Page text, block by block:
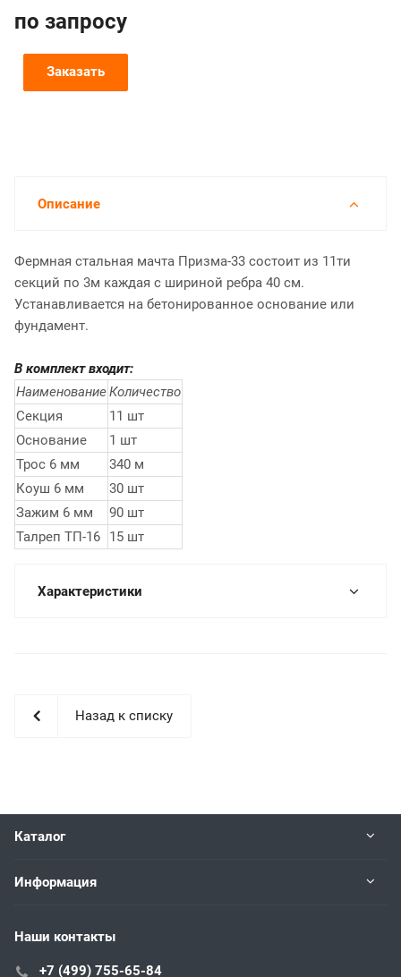
по запросу
Заказать
Описание
Фермная стальная мачта Призма-33 состоит из 11ти
секций по 3м каждая с шириной ребра 40 см.
Устанавливается на бетонированное основание или
фундамент.
В комплект входит:
НаименованиеКоличество
Секция
11 шт
Основание
1 шт
Трос 6 мм
340 м
Коуш 6 мм
30 шт
Зажим 6 мм
90 шт
Талреп ТП-16
15 шт
Характеристики
Назад к списку
Каталог
Информация
Наши контакты
+7 (499) 755-65-84